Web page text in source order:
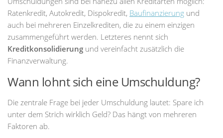
Ratenkredit, Autokredit, Dispokredit, Baufinanzierung und
auch bei mehreren Einzelkrediten, die zu einem einzigen
zusammengeführt werden. Letzteres nennt sich
Kreditkonsolidierung und vereinfacht zusätzlich die
Finanzverwaltung.
Wann lohnt sich eine Umschuldung?
Die zentrale Frage bei jeder Umschuldung lautet: Spare ich
unter dem Strich wirklich Geld? Das hängt von mehreren
Faktoren ab.